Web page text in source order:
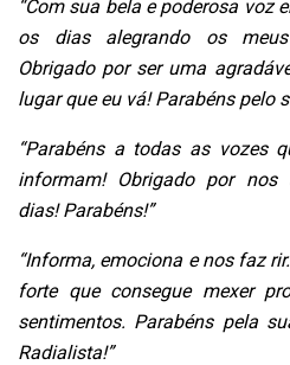
“Com sua bela e poderosa voz
os dias alegrando os
Obrigado por ser uma
lugar que eu vá! Parabéns pelo
“Parabéns a todas as vozes
informam! Obrigado por nos
dias! Parabéns!”
“Informa, emociona e nos faz
forte que consegue mexer
sentimentos. Parabéns pela
Radialista!”